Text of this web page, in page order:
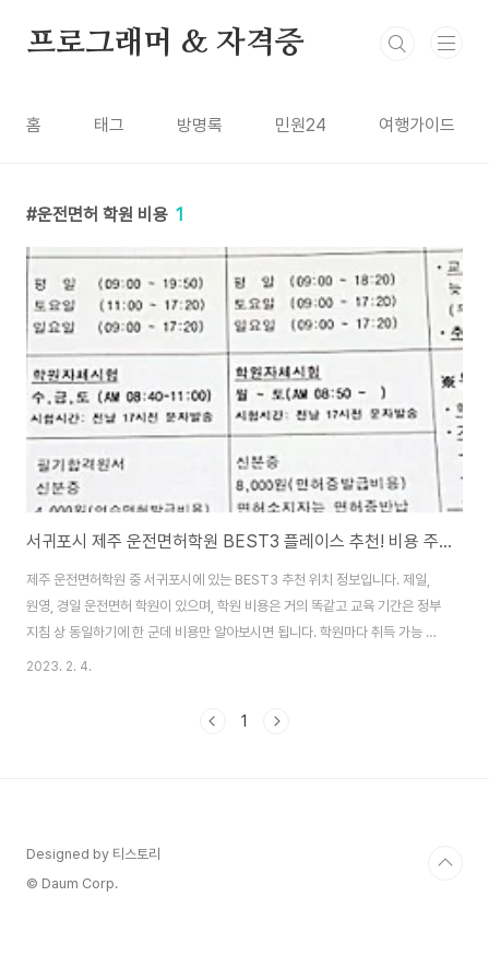
프로그래머 & 자격증
홈 태그 방명록 민원24 여행가이드
운전면허 학원 비용 1
서귀포시 제주 운전면허학원 BEST3 플레이스 추천! 비용 주소 연락처
제주 운전면허학원 중 서귀포시에 있는 BEST3 추천 위치 정보입니다. 제일,
원영, 경일 운전면허 학원이 있으며, 학원 비용은 거의 똑같고 교육 기간은 정부
지침 상 동일하기에 한 군데 비용만 알아보시면 됩니다. 학원마다 취득 가능 면
허가 조금 달라서 미리 학원에 연락해 상담 먼저 받는 걸 추천할게요. 비용은 정
험 볼 때 수강료가 추가될 수 있으니 한 번에 합격하시는 게 가장 좋아요. 👉 이
2023. 2. 4.
1
Designed by 티스토리
© Daum Corp.